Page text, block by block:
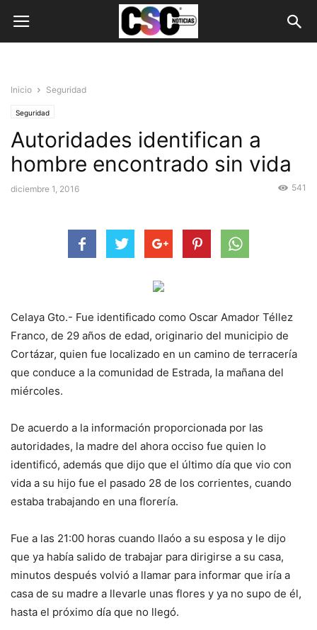
Inicio Seguridad
Seguridad
Autoridades identifican a
hombre encontrado sin vida
diciembre 1, 2016 541
Celaya Gto.- Fue identificado como Oscar Amador Téllez
Franco, de 29 años de edad, originario del municipio de
Cortázar, quien fue localizado en un camino de terracería
que conduce a la comunidad de Estrada, la mañana del
miércoles.
De acuerdo a la información proporcionada por las
autoridades, la madre del ahora occiso fue quien lo
identificó, además que dijo que el último día que vio con
vida a su hijo fue el pasado 28 de los corrientes, cuando
estaba trabajando en una florería.
Fue a las 21:00 horas cuando llaóo a su esposa y le dijo
que ya había salido de trabajar para dirigirse a su casa,
minutos después volvió a llamar para informar que iría a
casa de su madre a llevarle unas flores y ya no supo de él,
hasta el próximo día que no llegó.